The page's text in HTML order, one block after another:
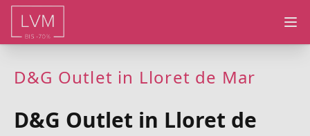
D&G Outlet in Lloret de Mar
D&G Outlet in Lloret de